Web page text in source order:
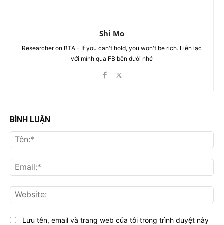
Shi Mo
Researcher on BTA - If you can't hold, you won't be rich. Liên lạc
với mình qua FB bên dưới nhé
BÌNH LUẬN
Lưu tên, email và trang web của tôi trong trình duyệt này